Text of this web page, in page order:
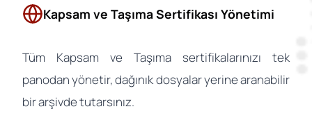
Kapsam ve Taşıma Sertifikası Yönetimi
Tüm Kapsam ve Taşıma sertifikalarınızı tek
panodan yönetir, dağınık dosyalar yerine aranabilir
bir arşivde tutarsınız.